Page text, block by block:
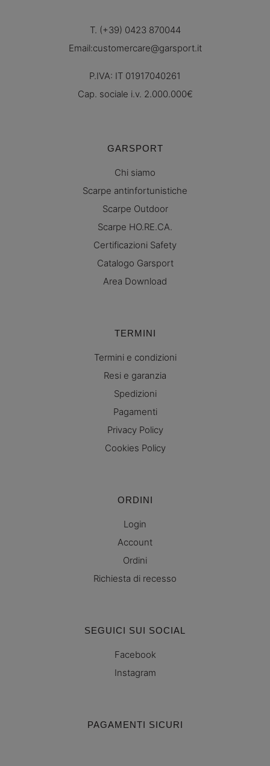
T. (+39) 0423 870044
Email:customercare@garsport.it
P.IVA: IT 01917040261
Cap. sociale i.v. 2.000.000€
GARSPORT
Chi siamo
Scarpe antinfortunistiche
Scarpe Outdoor
Scarpe HO.RE.CA.
Certificazioni Safety
Catalogo Garsport
Area Download
TERMINI
Termini e condizioni
Resi e garanzia
Spedizioni
Pagamenti
Privacy Policy
Cookies Policy
ORDINI
Login
Account
Ordini
Richiesta di recesso
SEGUICI SUI SOCIAL
Facebook
Instagram
PAGAMENTI SICURI